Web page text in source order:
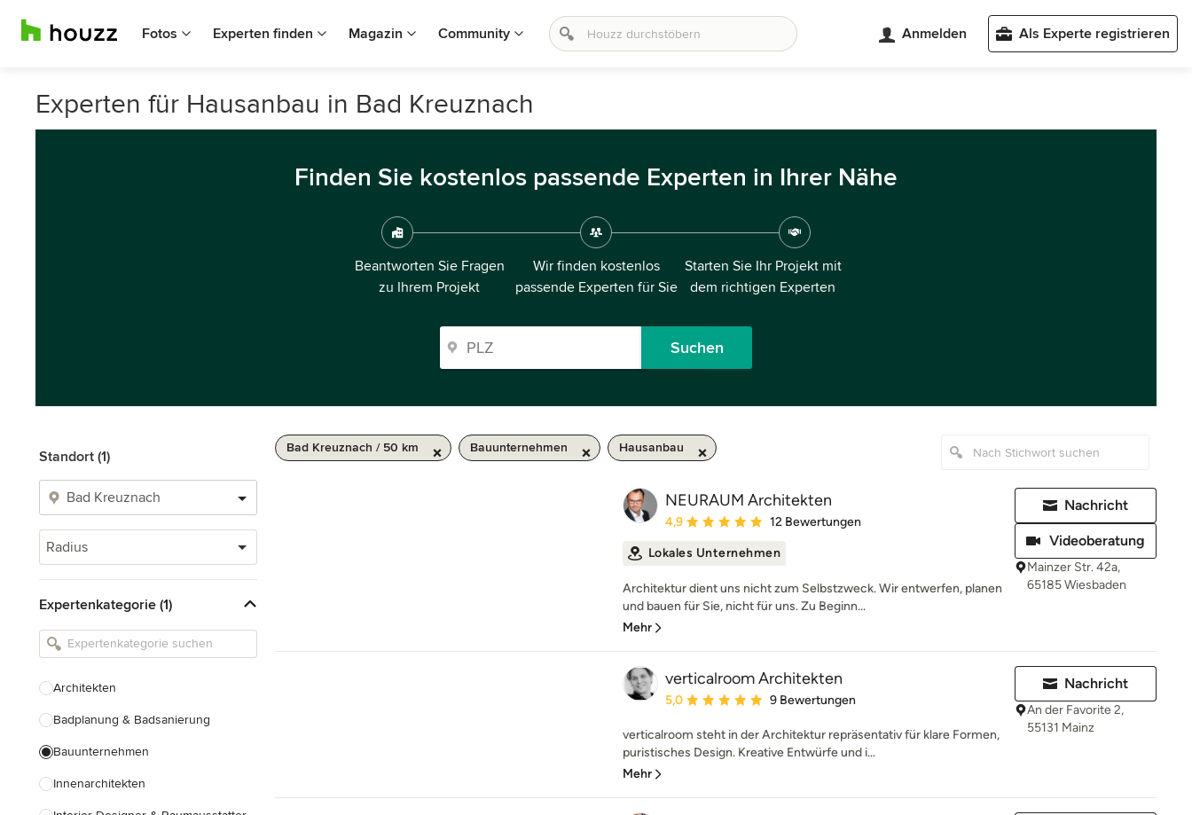
Fotos Experten finden Magazin Community Anmelden Als Experte registrieren
Experten für Hausanbau in Bad Kreuznach
Finden Sie kostenlos passende Experten in Ihrer Nähe
Beantworten Sie Fragen
zu Ihrem Projekt
Wir finden kostenlos
passende Experten für Sie
Starten Sie Ihr Projekt mit
dem richtigen Experten
Suchen
Standort (1)
Radius
Expertenkategorie (1)
Architekten
Badplanung & Badsanierung
Bauunternehmen
Innenarchitekten
Bad Kreuznach / 50 km Bauunternehmen Hausanbau
NEURAUM Architekten
Durchschnittliche Bewertung: 4.9 von 5 Sternen
4,9 12 Bewertungen
Lokales Unternehmen
Architektur dient uns nicht zum Selbstzweck. Wir entwerfen, planen
und bauen für Sie, nicht für uns. Zu Beginn...
Mehr
Nachricht
Videoberatung
Mainzer Str. 42a,
65185 Wiesbaden
verticalroom Architekten
Durchschnittliche Bewertung: 5 von 5 Sternen
5,0 9 Bewertungen
verticalroom steht in der Architektur repräsentativ für klare Formen,
puristisches Design. Kreative Entwürfe und i...
Mehr
Nachricht
An der Favorite 2,
55131 Mainz